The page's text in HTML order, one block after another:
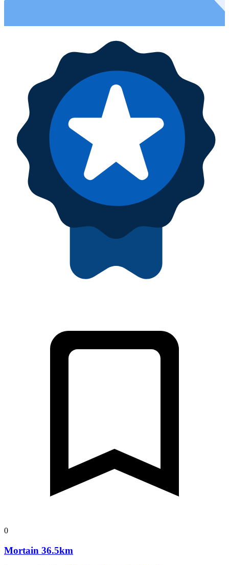
0
Mortain 36.5km